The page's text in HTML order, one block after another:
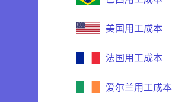
美国用工成本
法国用工成本
爱尔兰用工成本